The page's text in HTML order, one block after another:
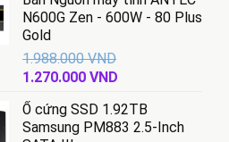
N600G Zen - 600W - 80 Plus
Gold
1.988.000VND
Giá
là:
1.988.000 VND.
1.270.000 VND
tại
là:
Ổ cứng SSD 1.92TB
Samsung PM883 2.5-Inch